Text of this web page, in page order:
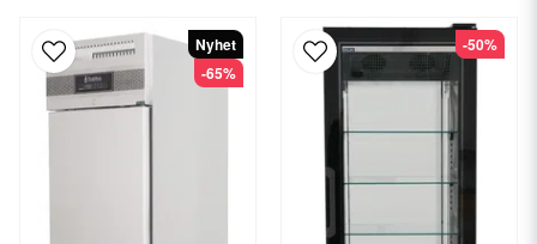
Nyhet
-65%
-50%